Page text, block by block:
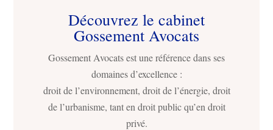
Découvrez le cabinet
Gossement Avocats
Gossement Avocats est une référence dans ses
domaines d’excellence :
droit de l’environnement, droit de l’énergie, droit
de l’urbanisme, tant en droit public qu’en droit
privé.